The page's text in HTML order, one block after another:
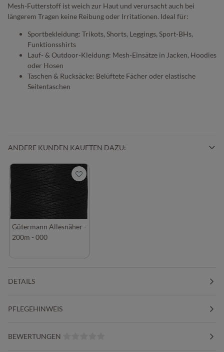
Mesh-Futterstoff ist weich zur Haut und verursacht auch bei
längerem Tragen keine Reibung oder Irritationen. Ideal für:
Sportbekleidung: Trikots, Shorts, Leggings, Sport-BHs,
Funktionsshirts
Lauf- & Outdoor-Kleidung: Mesh-Einsätze in Jacken, Hoodies
oder Hosen
Taschen & Rucksäcke: Belüftete Fächer oder elastische
Seitentaschen
ANDERE KUNDEN KAUFTEN DAZU:
Gütermann Allesnäher -
200m - 000
DETAILS
PFLEGEHINWEIS
BEWERTUNGEN